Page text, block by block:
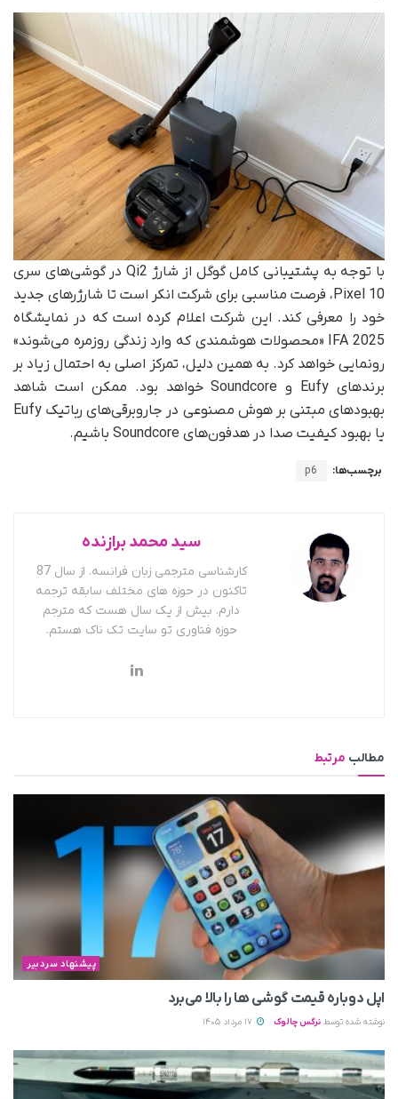
با توجه به پشتیبانی کامل گوگل از شارژ Qi2 در گوشی‌های سری
Pixel 10، فرصت مناسبی برای شرکت انکر است تا شارژرهای جدید
خود را معرفی کند. این شرکت اعلام کرده است که در نمایشگاه
IFA 2025 «محصولات هوشمندی که وارد زندگی روزمره می‌شوند»
رونمایی خواهد کرد. به همین دلیل، تمرکز اصلی به احتمال زیاد بر
برندهای Eufy و Soundcore خواهد بود. ممکن است شاهد
بهبودهای مبتنی بر هوش مصنوعی در جاروبرقی‌های رباتیک Eufy
یا بهبود کیفیت صدا در هدفون‌های Soundcore باشیم.
برچسب‌ها: p6
سید محمد برازنده
کارشناسی مترجمی زبان فرانسه. از سال 87
تاکنون در حوزه های مختلف سابقه ترجمه
دارم. بیش از یک سال هست که مترجم
حوزه فناوری تو سایت تک ناک هستم.
مطالب مرتبط
پیشنهاد سردبیر
اپل دوباره قیمت‌ گوشی ها را بالا می‌برد
نوشته شده توسط نرگس چالوک